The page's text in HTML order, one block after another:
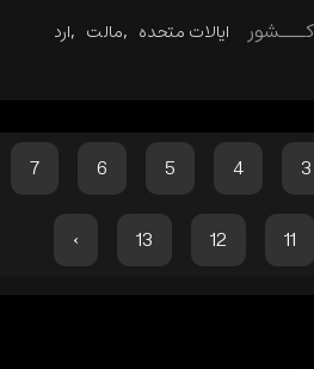
کـــشور ایالات متحده مالت اردن
3
4
5
6
7
11
12
13
›